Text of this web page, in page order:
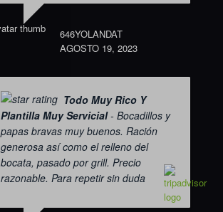
646YOLANDAT
AGOSTO 19, 2023
Todo Muy Rico Y
Plantilla Muy Servicial- Bocadillos y
papas bravas muy buenos. Ración
generosa así como el relleno del
bocata, pasado por grill. Precio
razonable. Para repetir sin duda